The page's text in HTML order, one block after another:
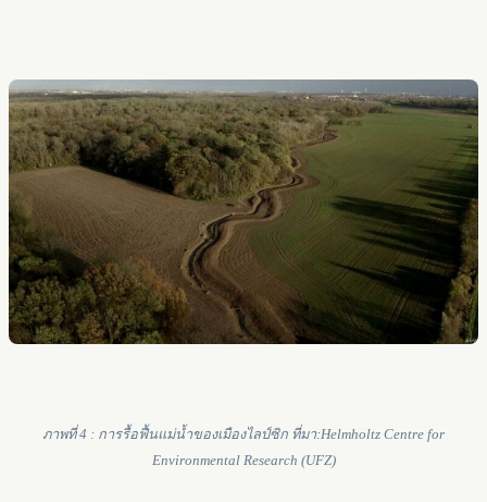
ภาพที่ 4 : การรื้อฟื้นแม่น้ำของเมืองไลป์ซิก ที่มา:Helmholtz Centre for
Environmental Research (UFZ)